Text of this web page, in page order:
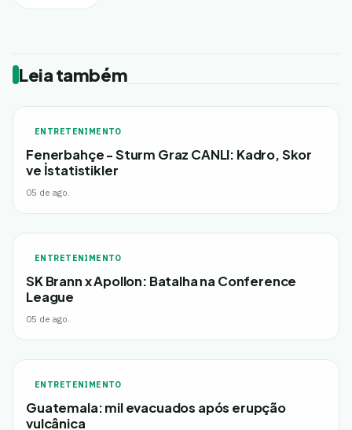
Leia também
ENTRETENIMENTO
Fenerbahçe - Sturm Graz CANLI: Kadro, Skor
ve İstatistikler
05 de ago.
ENTRETENIMENTO
SK Brann x Apollon: Batalha na Conference
League
05 de ago.
ENTRETENIMENTO
Guatemala: mil evacuados após erupção
vulcânica